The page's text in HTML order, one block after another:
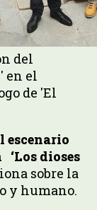
del
en el
de 'El
escenario
‘Los dioses
sobre la
y humano.